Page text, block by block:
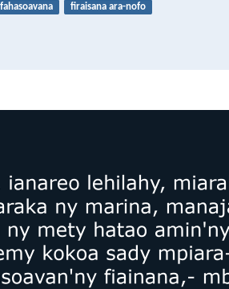
fahasoavana firaisana ara-nofo